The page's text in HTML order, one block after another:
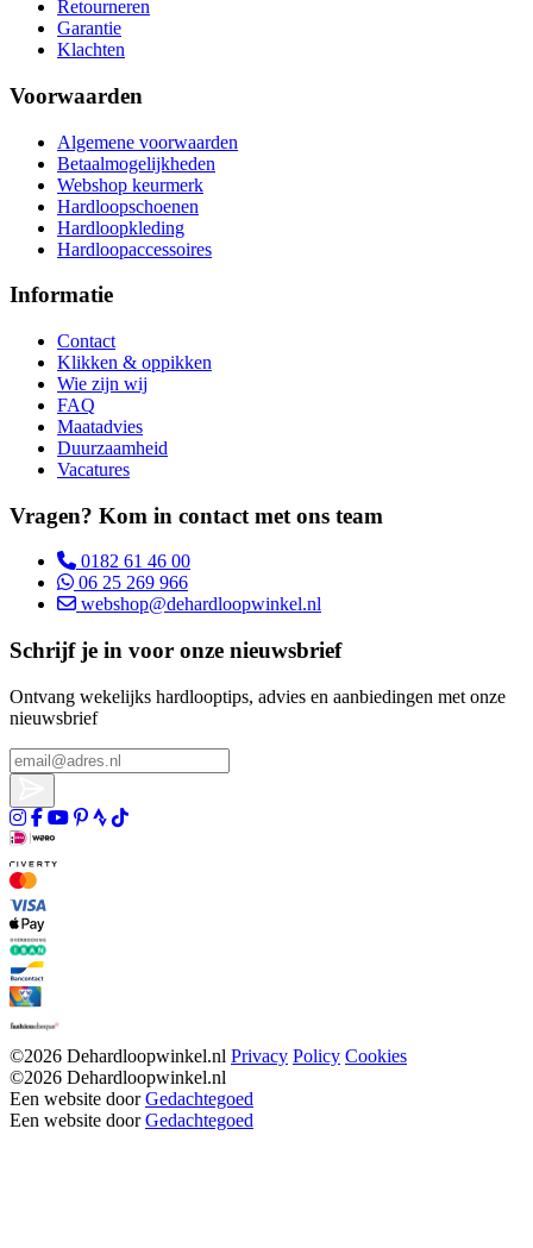
Retourneren
Garantie
Klachten
Voorwaarden
Algemene voorwaarden
Betaalmogelijkheden
Webshop keurmerk
Hardloopschoenen
Hardloopkleding
Hardloopaccessoires
Informatie
Contact
Klikken & oppikken
Wie zijn wij
FAQ
Maatadvies
Duurzaamheid
Vacatures
Vragen? Kom in contact met ons team
0182 61 46 00
06 25 269 966
webshop@dehardloopwinkel.nl
Schrijf je in voor onze nieuwsbrief
Ontvang wekelijks hardlooptips, advies en aanbiedingen met onze
nieuwsbrief
©2026 Dehardloopwinkel.nl Privacy Policy Cookies
©2026 Dehardloopwinkel.nl
Een website doorGedachtegoed
Een website doorGedachtegoed